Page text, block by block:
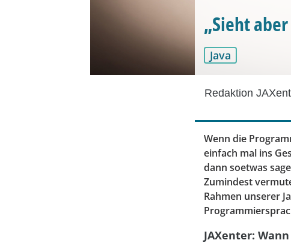
„Sieht
Java
Redaktion
Wenn die
einfach mal ins
dann soetwas
Zumindest
Rahmen unserer
JAXenter: